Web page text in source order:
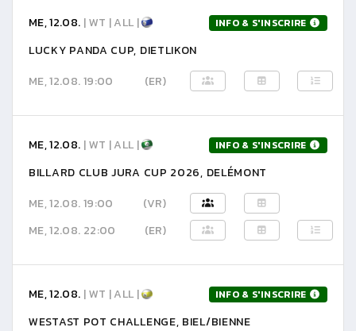
ME, 12.08. | WT | ALL | INFO & S'INSCRIRE
LUCKY PANDA CUP, DIETLIKON
ME, 12.08. 19:00
(ER)
ME, 12.08. | WT | ALL | INFO & S'INSCRIRE
BILLARD CLUB JURA CUP 2026, DELÉMONT
ME, 12.08. 19:00
(VR)
ME, 12.08. 22:00
(ER)
ME, 12.08. | WT | ALL | INFO & S'INSCRIRE
WESTAST POT CHALLENGE, BIEL/BIENNE